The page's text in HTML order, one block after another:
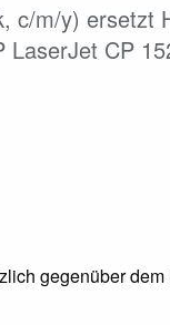
c/m/y)
LaserJet CP
gegenüber